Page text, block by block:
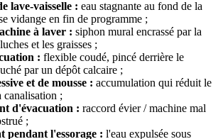
lave-vaisselle : eau stagnante au fond de la
vidange en fin de programme ;
à laver : siphon mural encrassé par la
et les graisses ;
: flexible coudé, pincé derrière le
par un dépôt calcaire ;
et de mousse : accumulation qui réduit le
canalisation ;
d'évacuation : raccord évier / machine mal
;
pendant l'essorage : l'eau expulsée sous